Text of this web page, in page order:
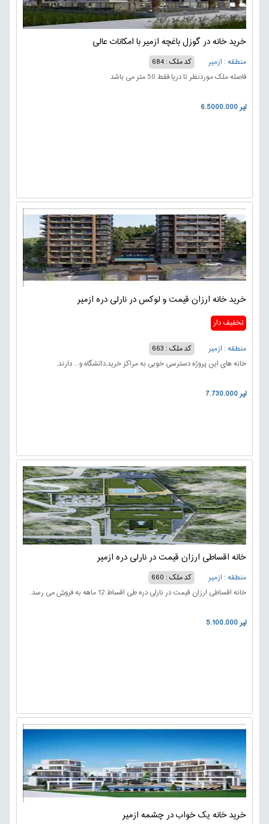
خرید خانه در گوزل باغچه ازمیر با امکانات عالی
منطقه : ازمیر
کد ملک : 684
فاصله ملک موردنظر تا دریا فقط 50 متر می باشد
6.5000.000 لیر
خرید خانه ارزان قیمت و لوکس در نارلی دره ازمیر
تخفیف دار
منطقه : ازمیر
کد ملک : 663
خانه های این پروژه دسترسی خوبی به مراکز خرید,داتشگاه و... دارند.
7.730.000 لیر
خانه اقساطی ارزان قیمت در نارلی دره ازمیر
منطقه : ازمیر
کد ملک : 660
خانه اقساطی ارزان قیمت در نارلی دره طی اقساط 12 ماهه به فروش می رسد.
5.100.000 لیر
خرید خانه یک خواب در چشمه ازمیر